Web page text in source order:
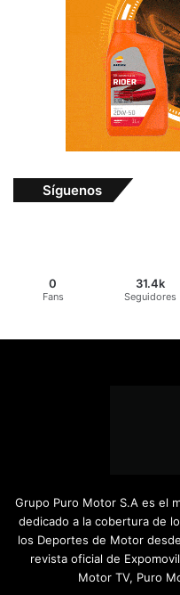
Síguenos
0
Fans
31.4k
Seguidores
Grupo Puro Motor S.A es el
dedicado a la cobertura de
los Deportes de Motor
revista oficial de
Motor TV, Puro